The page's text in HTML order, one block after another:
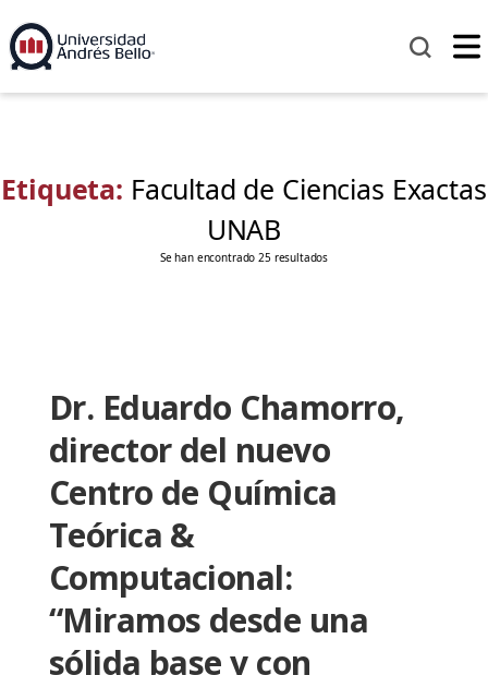
Etiqueta: Facultad de Ciencias Exactas
UNAB
Se han encontrado 25 resultados
Dr. Eduardo Chamorro,
director del nuevo
Centro de Química
Teórica &
Computacional:
“Miramos desde una
sólida base y con